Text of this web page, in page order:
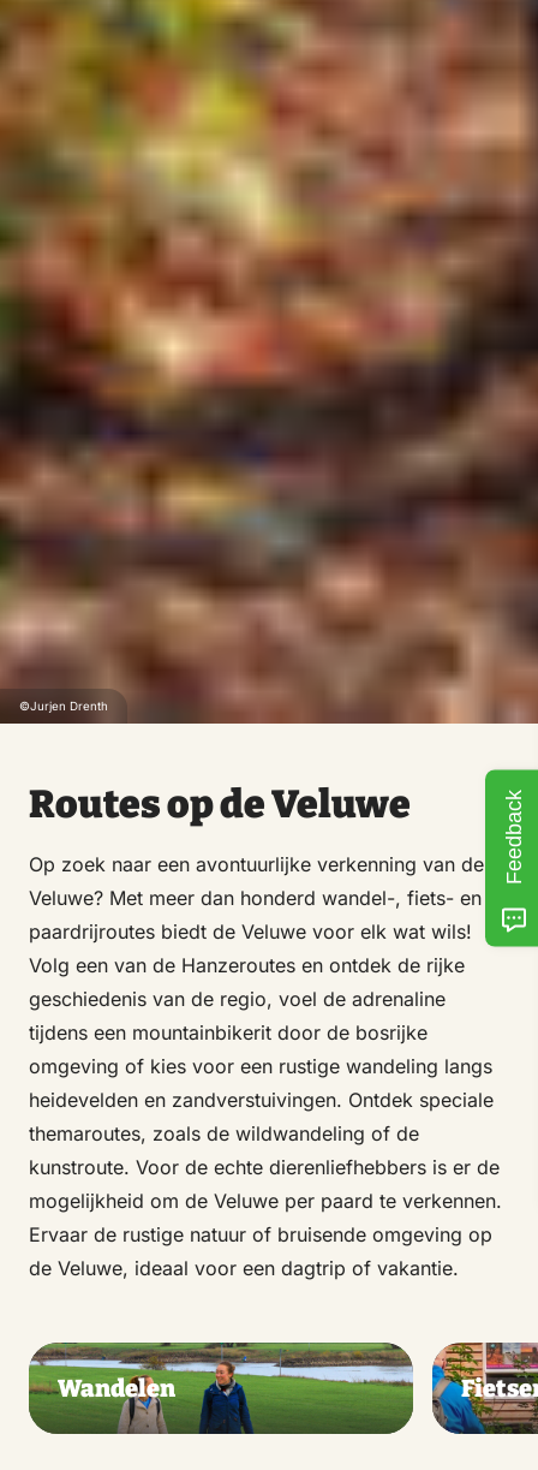
©Jurjen Drenth
Routes op de Veluwe
Op zoek naar een avontuurlijke verkenning van de
Veluwe? Met meer dan honderd wandel-, fiets- en
paardrijroutes biedt de Veluwe voor elk wat wils!
Volg een van de Hanzeroutes en ontdek de rijke
geschiedenis van de regio, voel de adrenaline
tijdens een mountainbikerit door de bosrijke
omgeving of kies voor een rustige wandeling langs
heidevelden en zandverstuivingen. Ontdek speciale
themaroutes, zoals de wildwandeling of de
kunstroute. Voor de echte dierenliefhebbers is er de
mogelijkheid om de Veluwe per paard te verkennen.
Ervaar de rustige natuur of bruisende omgeving op
de Veluwe, ideaal voor een dagtrip of vakantie.
Wandelen
Feedback